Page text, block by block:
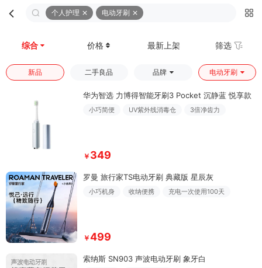
个人护理 电动牙刷
综合 价格 最新上架 筛选
新品 二手良品 品牌 电动牙刷
华为智选 力博得智能牙刷3 Pocket 沉静蓝 悦享款
小巧简便 UV紫外线消毒仓 3倍净齿力
￥ 349
罗曼 旅行家TS电动牙刷 典藏版 星辰灰
小巧机身 收纳便携 充电一次使用100天
￥499
索纳斯 SN903 声波电动牙刷 象牙白